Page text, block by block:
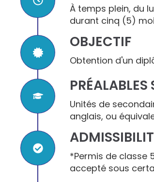
À temps plein, du
durant cinq (5)
OBJECTIF
Obtention d'un
PRÉALABLES
Unités de
anglais, ou
*Permis de classe
accepté sous